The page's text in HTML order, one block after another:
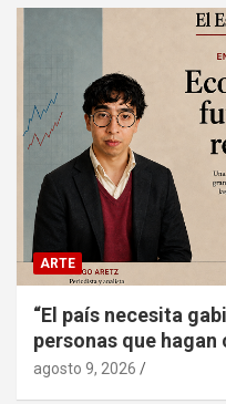
ARTE
“El país necesita
personas que hagan
agosto 9, 2026